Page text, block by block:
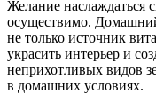
Желание наслаждаться
осуществимо.
не только источник
украсить интерьер и
неприхотливых видов
в домашних условиях.